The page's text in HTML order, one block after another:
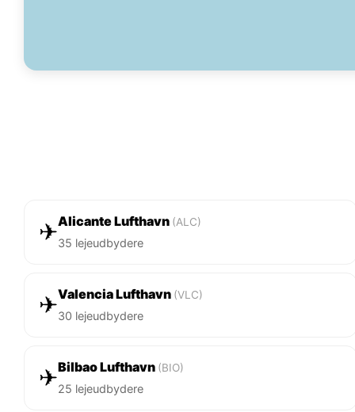
✈Alicante Lufthavn (ALC)
35 lejeudbydere
✈Valencia Lufthavn (VLC)
30 lejeudbydere
✈Bilbao Lufthavn (BIO)
25 lejeudbydere